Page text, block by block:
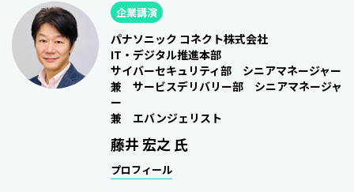
企業講演
パナソニック コネクト株式会社
IT・デジタル推進本部
サイバーセキュリティ部 シニアマネージャー
兼 サービスデリバリー部 シニアマネージャ
ー
兼 エバンジェリスト
藤井 宏之 氏
プロフィール